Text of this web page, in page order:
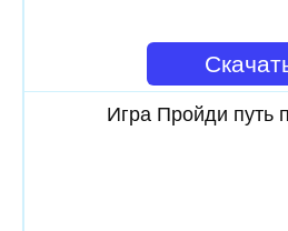
Игра Пройди путь